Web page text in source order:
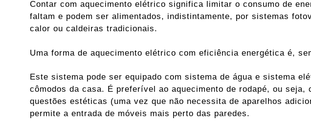
Contar com aquecimento elétrico significa limitar o consumo de
faltam e podem ser alimentados, indistintamente, por sistemas
calor ou caldeiras tradicionais.
Uma forma de aquecimento elétrico com eficiência energética é,
Este sistema pode ser equipado com sistema de água e sistema
cômodos da casa. É preferível ao aquecimento de rodapé, ou
questões estéticas (uma vez que não necessita de aparelhos
permite a entrada de móveis mais perto das paredes.